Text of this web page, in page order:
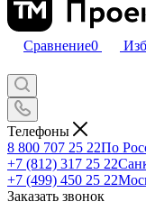
Сравнение0
Телефоны
8 800 707 25 22По
+7 (812) 317 25 22
+7 (499) 450 25 22
Заказать звонок